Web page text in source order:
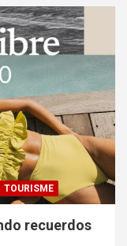
TOURISME
recuerdos